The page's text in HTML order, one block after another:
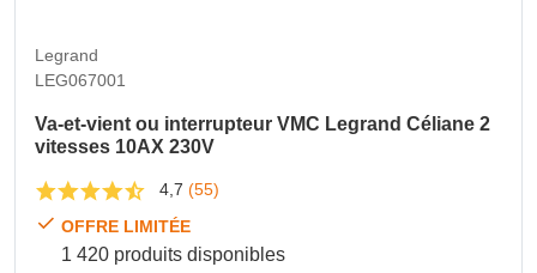
Legrand
LEG067001
Va-et-vient ou interrupteur VMC Legrand Céliane 2
vitesses 10AX 230V
4,7 (55)
OFFRE LIMITÉE
1 420 produits disponibles